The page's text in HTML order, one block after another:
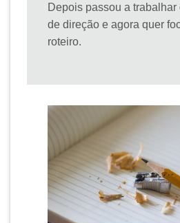
Depois passou a
de direção e agora quer
roteiro.